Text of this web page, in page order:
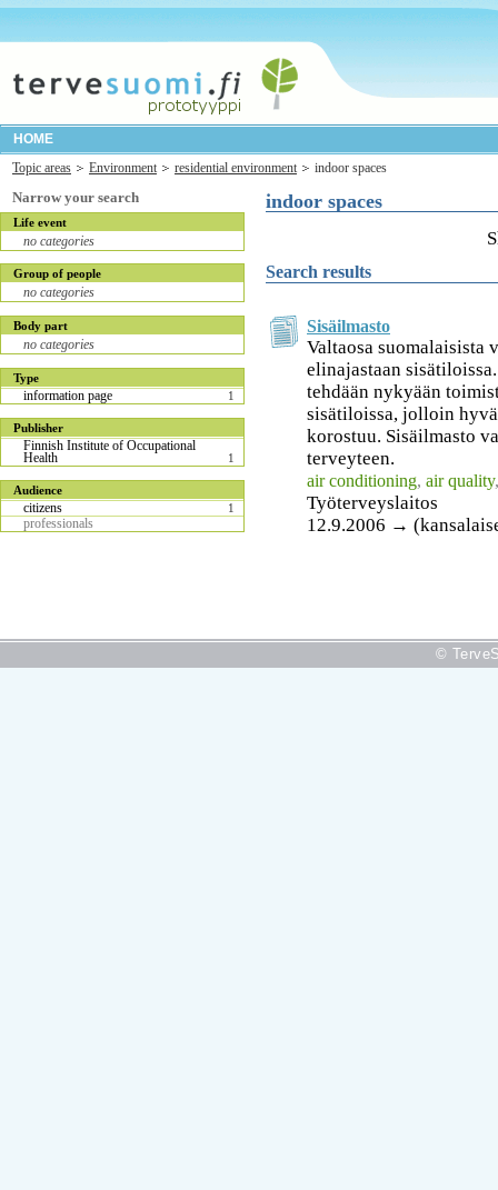
HOME
Topic areas
Environment residential environment indoor spaces
Narrow your search
Life event
no categories
Group of people
no categories
Body part
no categories
Type
information page 1
Publisher
Finnish Institute of Occupational
Health 1
Audience
citizens 1
professionals
indoor spaces
Search results
Sisäilmasto
Valtaosa suomalaisista
elinajastaan
tehdään nykyään
sisätiloissa, jolloin
korostuu. Sisäilmasto
terveyteen.
air conditioning, air quality
Työterveyslaitos
12.9.2006 →
©